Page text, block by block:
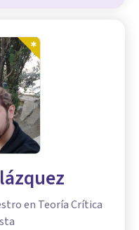
en Teoría Crítica